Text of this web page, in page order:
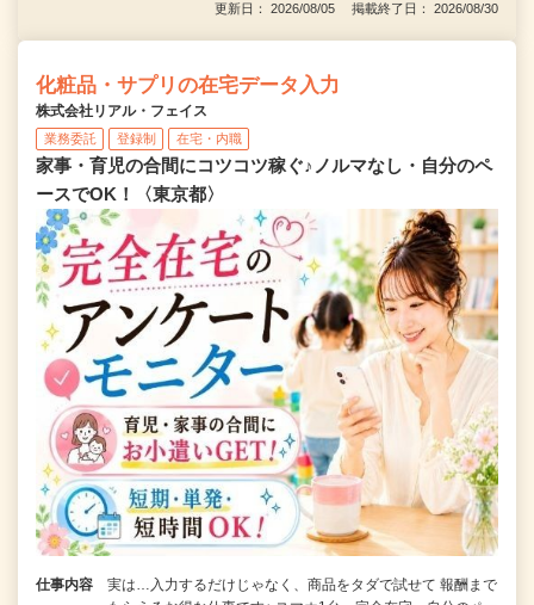
更新日： 2026/08/05 掲載終了日： 2026/08/30
化粧品・サプリの在宅データ入力
株式会社リアル・フェイス
業務委託 登録制 在宅・内職
家事・育児の合間にコツコツ稼ぐ♪ノルマなし・自分のペ
ースでOK！〈東京都〉
仕事内容
実は…入力するだけじゃなく、商品をタダで試せて 報酬まで